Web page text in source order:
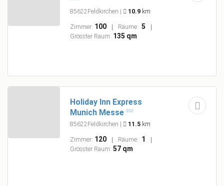
85622Feldkirchen 10.9 km
Zimmer: 100 Räume: 5
Grösster Raum: 135 qm
Holiday Inn Express
Munich Messe
85622Feldkirchen | 11.5 km
Zimmer: 120 Räume: 1
Grösster Raum: 57 qm